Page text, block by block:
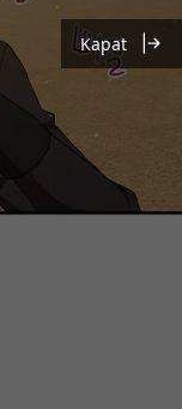
Kapat